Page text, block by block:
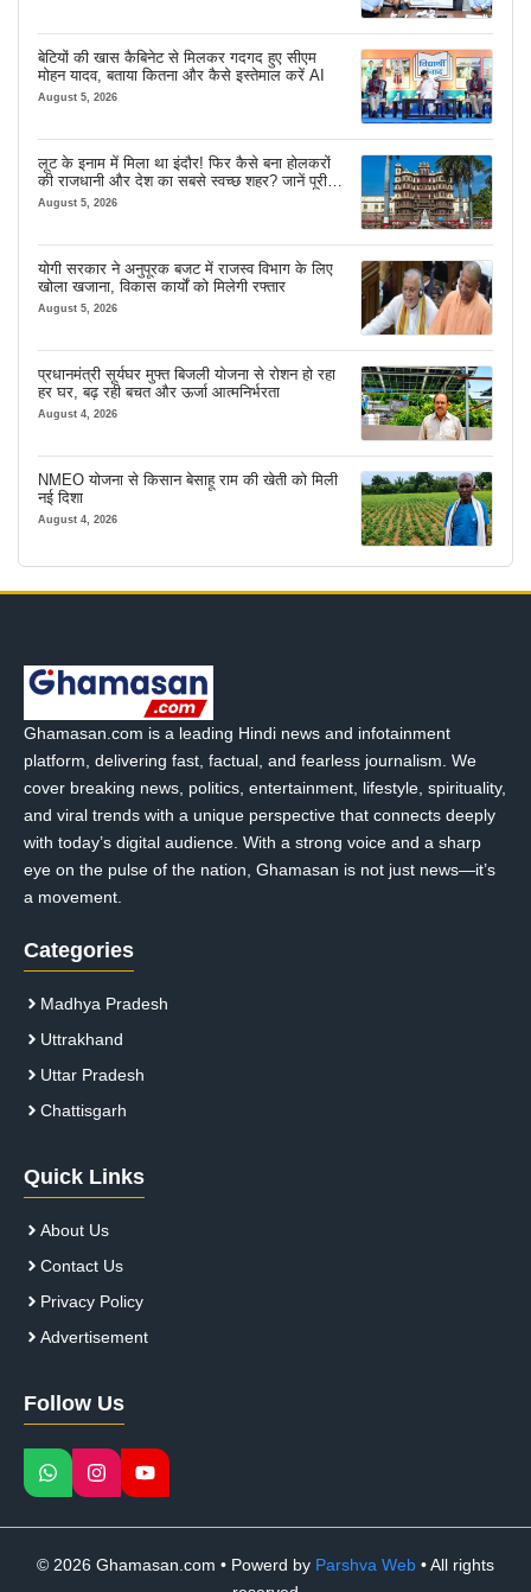
बेटियों की खास कैबिनेट से मिलकर गदगद हुए सीएम
मोहन यादव, बताया कितना और कैसे इस्तेमाल करें AI
August 5, 2026
लूट के इनाम में मिला था इंदौर! फिर कैसे बना होलकरों
की राजधानी और देश का सबसे स्वच्छ शहर? जानें पूरी
कहानी
August 5, 2026
योगी सरकार ने अनुपूरक बजट में राजस्व विभाग के लिए
खोला खजाना, विकास कार्यों को मिलेगी रफ्तार
August 5, 2026
प्रधानमंत्री सूर्यघर मुफ्त बिजली योजना से रोशन हो रहा
हर घर, बढ़ रही बचत और ऊर्जा आत्मनिर्भरता
August 4, 2026
NMEO योजना से किसान बेसाहू राम की खेती को मिली
नई दिशा
August 4, 2026
Ghamasan.com is a leading Hindi news and infotainment
platform, delivering fast, factual, and fearless journalism. We
cover breaking news, politics, entertainment, lifestyle, spirituality,
and viral trends with a unique perspective that connects deeply
with today’s digital audience. With a strong voice and a sharp
eye on the pulse of the nation, Ghamasan is not just news—it’s
a movement.
Categories
Madhya Pradesh
Uttrakhand
Uttar Pradesh
Chattisgarh
Quick Links
About Us
Contact Us
Privacy Policy
Advertisement
Follow Us
© 2026 Ghamasan.com • Powerd by Parshva Web • All rights